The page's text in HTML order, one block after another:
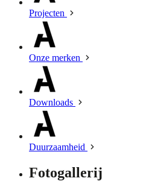
Projecten
Onze merken
Downloads
Duurzaamheid
Fotogallerij